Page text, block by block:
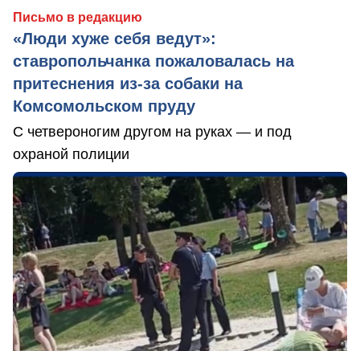
Письмо в редакцию
«Люди хуже себя ведут»:
ставропольчанка пожаловалась на
притеснения из-за собаки на
Комсомольском пруду
С четвероногим другом на руках — и под
охраной полиции